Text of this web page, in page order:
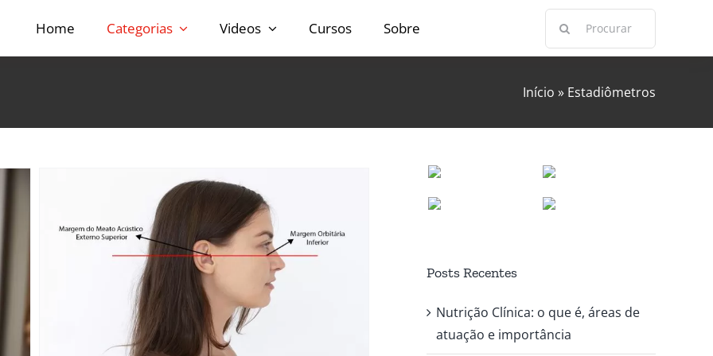
Home Categorias Videos Cursos Sobre
Início » Estadiômetros
Posts Recentes
Nutrição Clínica: o que é, áreas de
atuação e importância